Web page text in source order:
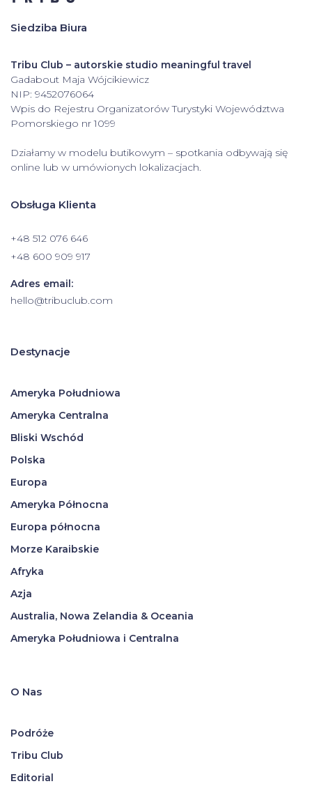
Siedziba Biura
Tribu Club – autorskie studio meaningful travel
Gadabout Maja Wójcikiewicz
NIP: 9452076064
Wpis do Rejestru Organizatorów Turystyki Województwa
Pomorskiego nr 1099
Działamy w modelu butikowym – spotkania odbywają się
online lub w umówionych lokalizacjach.
Obsługa Klienta
+48 512 076 646
+48 600 909 917
Adres email:
hello@tribuclub.com
Destynacje
Ameryka Południowa
Ameryka Centralna
Bliski Wschód
Polska
Europa
Ameryka Północna
Europa północna
Morze Karaibskie
Afryka
Azja
Australia, Nowa Zelandia & Oceania
Ameryka Południowa i Centralna
O Nas
Podróże
Tribu Club
Editorial